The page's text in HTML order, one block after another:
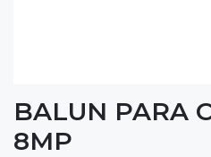
BALUN PARA
8MP